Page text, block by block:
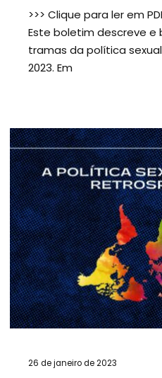
>>> Clique para ler em
Este boletim descreve e
tramas da política
2023. Em
26 de janeiro de 2023